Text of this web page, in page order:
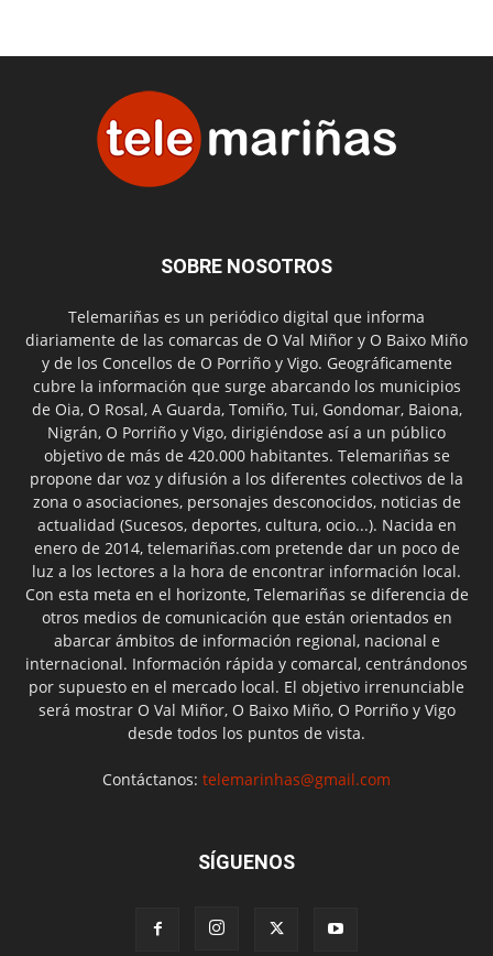
SOBRE NOSOTROS
Telemariñas es un periódico digital que informa
diariamente de las comarcas de O Val Miñor y O Baixo Miño
y de los Concellos de O Porriño y Vigo. Geográficamente
cubre la información que surge abarcando los municipios
de Oia, O Rosal, A Guarda, Tomiño, Tui, Gondomar, Baiona,
Nigrán, O Porriño y Vigo, dirigiéndose así a un público
objetivo de más de 420.000 habitantes. Telemariñas se
propone dar voz y difusión a los diferentes colectivos de la
zona o asociaciones, personajes desconocidos, noticias de
actualidad (Sucesos, deportes, cultura, ocio...). Nacida en
enero de 2014, telemariñas.com pretende dar un poco de
luz a los lectores a la hora de encontrar información local.
Con esta meta en el horizonte, Telemariñas se diferencia de
otros medios de comunicación que están orientados en
abarcar ámbitos de información regional, nacional e
internacional. Información rápida y comarcal, centrándonos
por supuesto en el mercado local. El objetivo irrenunciable
será mostrar O Val Miñor, O Baixo Miño, O Porriño y Vigo
desde todos los puntos de vista.
Contáctanos: telemarinhas@gmail.com
SÍGUENOS